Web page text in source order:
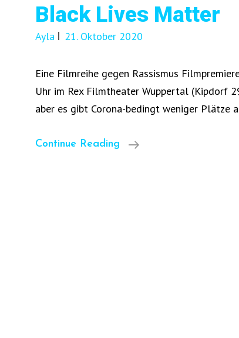
Black Lives Matter
Ayla 21. Oktober 2020
Eine Filmreihe gegen Rassismus
Uhr im Rex Filmtheater Wuppertal (Kipdorf
aber es gibt Corona-bedingt weniger Plätze
Continue Reading
Black